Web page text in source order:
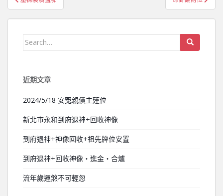
文章導覽
Search for:
近期文章
2024/5/18 安冤親債主蓮位
新北市永和到府退神+回收神像
到府退神+神像回收+祖先牌位安置
到府退神+回收神像‧進金‧合爐
流年歲運煞不可輕忽